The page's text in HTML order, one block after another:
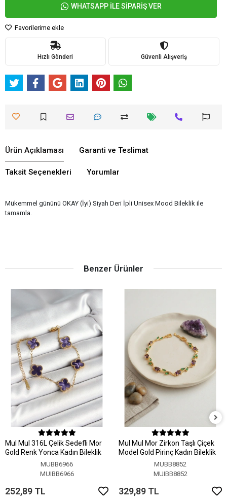
WHATSAPP İLE SİPARİŞ VER
Favorilerime ekle
Hızlı Gönderi Güvenli Alışveriş
Ürün Açıklaması Garanti ve Teslimat
Taksit Seçenekleri Yorumlar
Mükemmel gününü OKAY (İyi) Siyah Deri İpli Unisex Mood Bileklik ile
tamamla.
Benzer Ürünler
MuI MuI 316L Çelik Sedefli Mor
Gold Renk Yonca Kadın Bileklik
MUBB6966
MUIBB6966
252,89 TL
MuI MuI Mor Zirkon Taşlı Çiçek
Model Gold Pirinç Kadın Bileklik
MUBB8852
MUIBB8852
329,89 TL